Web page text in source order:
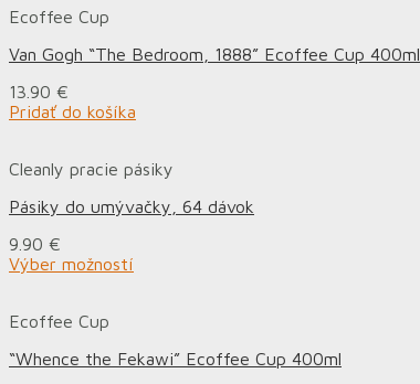
Ecoffee Cup
Van Gogh “The Bedroom, 1888” Ecoffee Cup 400ml
13.90 €
Pridať do košíka
Cleanly pracie pásiky
Pásiky do umývačky, 64 dávok
9.90 €
Výber možností
Ecoffee Cup
“Whence the Fekawi” Ecoffee Cup 400ml